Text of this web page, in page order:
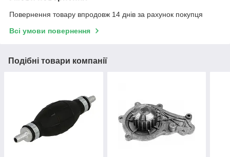
Повернення товару впродовж 14 днів за рахунок покупця
Всі умови повернення
Подібні товари компанії